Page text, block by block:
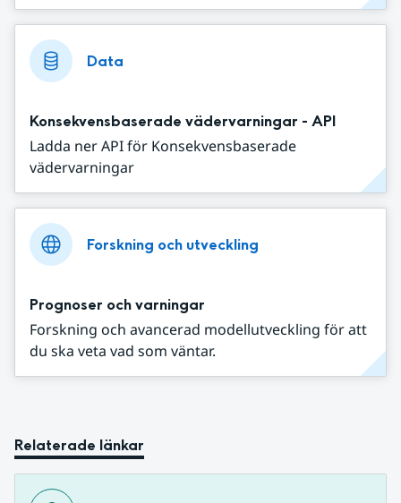
Data
Konsekvensbaserade vädervarningar - API
Ladda ner API för Konsekvensbaserade
vädervarningar
Forskning och utveckling
Prognoser och varningar
Forskning och avancerad modellutveckling för att
du ska veta vad som väntar.
Relaterade länkar